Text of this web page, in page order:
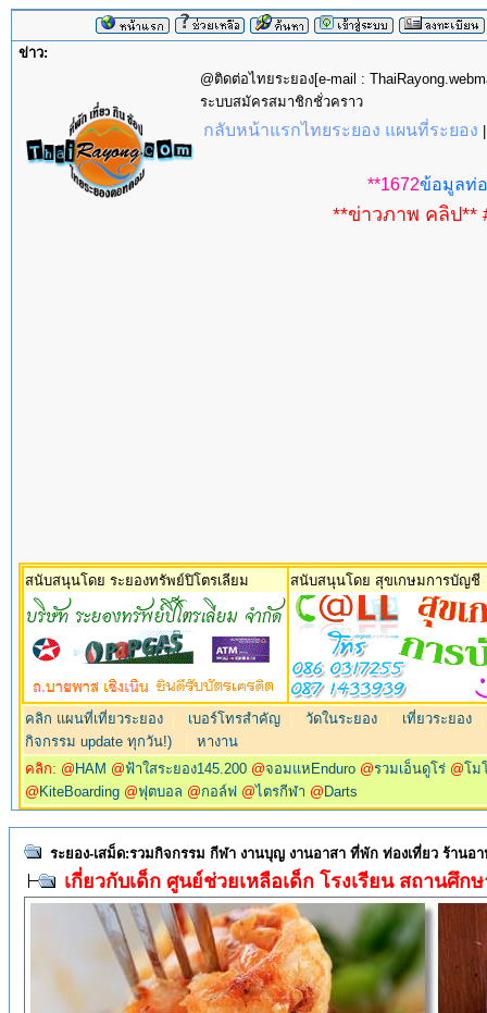
ข่าว:
@ติดต่อไทยระยอง[e-mail :
ระบบสมัครสมาชิกชั่วคราว
กลับหน้าแรกไทยระยอง แผนที่ระยอง
**1672ข้อมูลท่
**ข่าวภาพ คลิป**
สนับสนุนโดย ระยองทรัพย์ปิโตรเลียม สนับสนุนโดย สุขเกษมการบัญชี
คลิก แผนที่เที่ยวระยอง เบอร์โทรสำคัญ วัดในระยอง เที่ยวระยอง
กิจกรรม update ทุกวัน!) |หางาน
คลิก: @ HAM @ฟ้าใสระยอง145.200 @จอมแหEnduro @รวมเอ็นดูโร่ @โม
@ KiteBoarding @ฟุตบอล @กอล์ฟ @ไตรกีฬา @ Darts
ระยอง-เสม็ด:รวมกิจกรรม กีฬา งานบุญ งานอาสา ที่พัก ท่องเที่ยว ร้านอ
เกี่ยวกับเด็ก ศูนย์ช่วยเหลือเด็ก โรงเรียน สถานศึ